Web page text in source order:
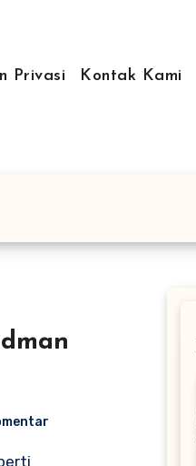
Privasi Kontak Kami